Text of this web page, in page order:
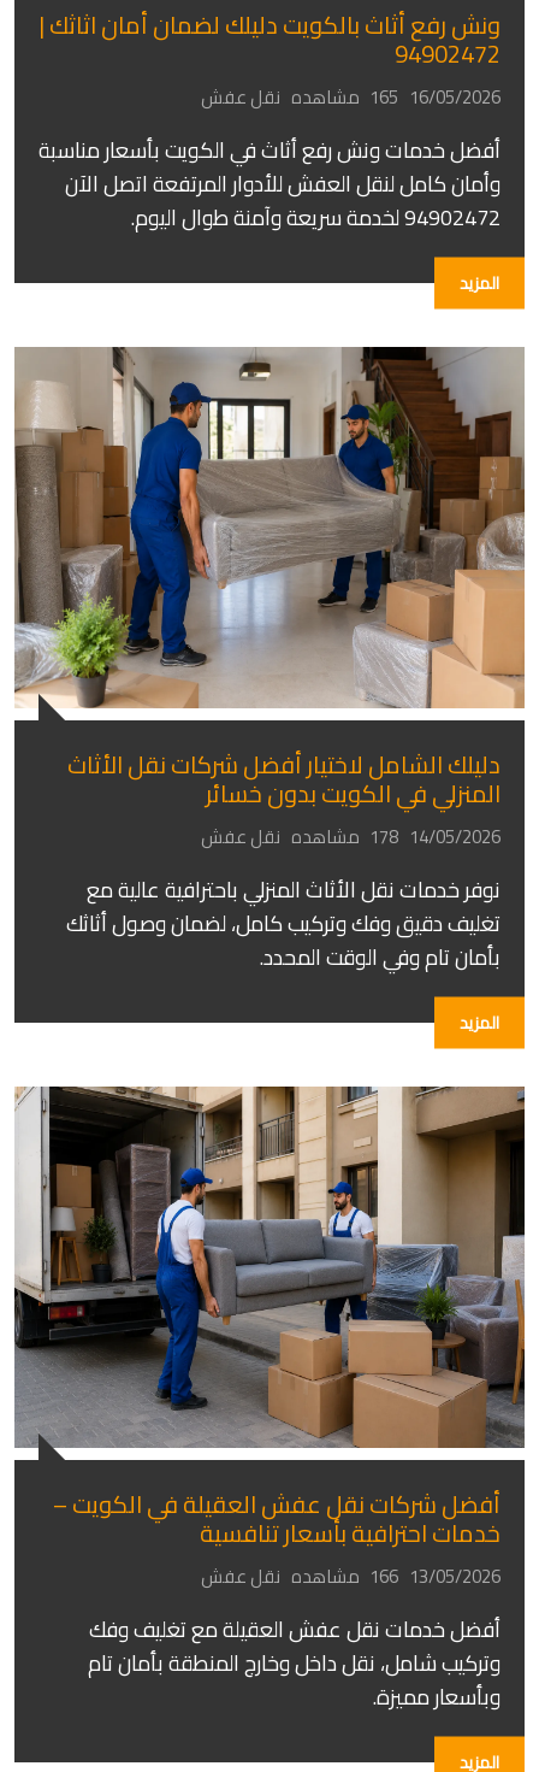
ونش رفع أثاث بالكويت دليلك لضمان أمان اثاثك |
94902472
16/05/2026 165 مشاهده نقل عفش
أفضل خدمات ونش رفع أثاث في الكويت بأسعار مناسبة
وأمان كامل لنقل العفش للأدوار المرتفعة اتصل الآن
94902472 لخدمة سريعة وآمنة طوال اليوم.
المزيد
دليلك الشامل لاختيار أفضل شركات نقل الأثاث
المنزلي في الكويت بدون خسائر
14/05/2026 178 مشاهده نقل عفش
نوفر خدمات نقل الأثاث المنزلي باحترافية عالية مع
تغليف دقيق وفك وتركيب كامل، لضمان وصول أثاثك
بأمان تام وفي الوقت المحدد.
المزيد
أفضل شركات نقل عفش العقيلة في الكويت –
خدمات احترافية بأسعار تنافسية
13/05/2026 166 مشاهده نقل عفش
أفضل خدمات نقل عفش العقيلة مع تغليف وفك
وتركيب شامل، نقل داخل وخارج المنطقة بأمان تام
وبأسعار مميزة.
المزيد